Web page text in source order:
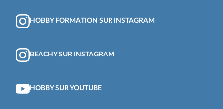
HOBBY FORMATION SUR INSTAGRAM
BEACHY SUR INSTAGRAM
HOBBY SUR YOUTUBE